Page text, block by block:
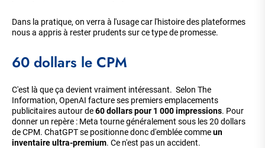
Dans la pratique, on verra à l'usage car l'histoire des plateformes
nous a appris à rester prudents sur ce type de promesse.
60 dollars le CPM
C'est là que ça devient vraiment intéressant. Selon The
Information, OpenAI facture ses premiers emplacements
publicitaires autour de60 dollars pour 1 000 impressions. Pour
donner un repère : Meta tourne généralement sous les 20 dollars
de CPM. ChatGPT se positionne donc d'emblée commeun
inventaire ultra-premium. Ce n'est pas un accident.